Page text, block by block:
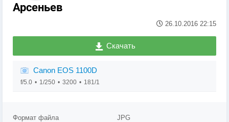
Арсеньев
26.10.2016 22:15
Скачать
Canon EOS 1100D
f/5.0 1/250 3200 181/1
Формат файла
JPG